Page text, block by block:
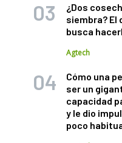
¿Dos
siembra? El
busca
Agtech
Cómo una
ser un
capacidad
y le dio
poco